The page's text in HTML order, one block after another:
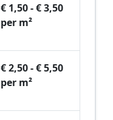
€ 1,50 - € 3,50
per m²
€ 2,50 - € 5,50
per m²